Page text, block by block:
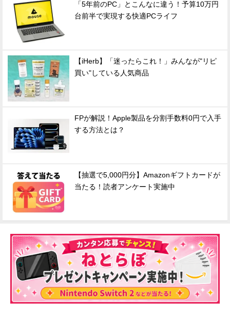
「5年前のPC」とこんなに違う！予算10万円
台前半で実現する快適PCライフ
【iHerb】「迷ったらこれ！」みんなが"リピ
買い"している人気商品
FPが解説！Apple製品を分割手数料0円で入手
する方法とは？
【抽選で5,000円分】Amazonギフトカードが
当たる！読者アンケート実施中